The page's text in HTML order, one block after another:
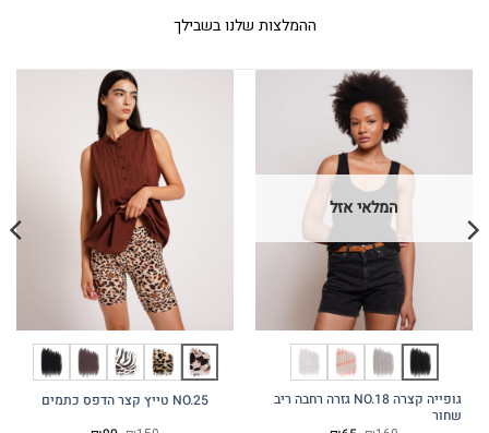
ההמלצות שלנו בשבילך
המלאי אזל
גופייה קצרה NO.18 גזרה רחבה ריב
שחור
NO.25 טייץ קצר הדפס כתמים